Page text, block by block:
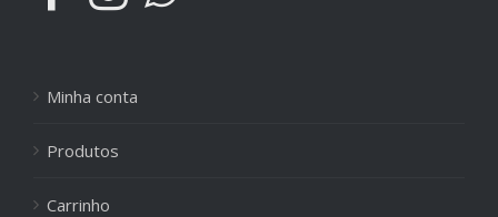
Minha conta
Produtos
Carrinho